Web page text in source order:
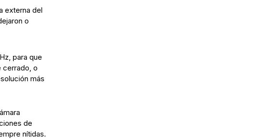
externa del
o
para que
cerrado, o
más
de
nítidas.